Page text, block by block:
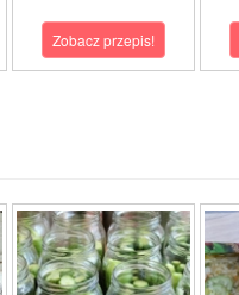
Zobacz przepis!